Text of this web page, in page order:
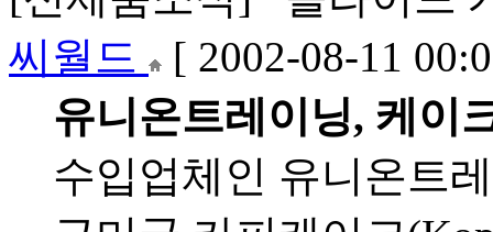
씨월드
[ 2002-08-11
유니온트레이닝, 케이
수입업체인 유니온트